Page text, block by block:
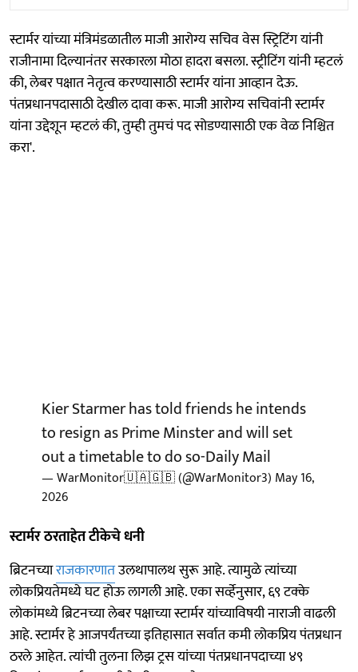
स्टार्मर यांच्या मंत्रिमंडळातील माजी आरोग्य सचिव वेस स्ट्रिटिंग यांनी
राजीनामा दिल्यानंतर सरकारला मोठा हादरा बसला. स्ट्रीटिंग यांनी म्हटलं
की, लेबर पक्षात नेतृत्व करण्यासाठी स्टार्मर यांना आव्हान देऊ.
पंतप्रधानपदासाठी देखील दावा करू. माजी आरोग्य सचिवांनी स्टार्मर
यांना उद्देशून म्हटलं की, तुम्ही तुमचं पद सोडण्यासाठी एक वेळ निश्चित
करा'.
Kier Starmer has told friends he intends
to resign as Prime Minster and will set
out a timetable to do so-Daily Mail
— WarMonitor🇺🇦🇬🇧 (@WarMonitor3) May 16,
2026
स्टार्मर ठरताहेत टीकेचे धनी
ब्रिटनच्याराजकारणातउलथापालथ सुरू आहे. त्यामुळे त्यांच्या
लोकप्रियतेमध्ये घट होऊ लागली आहे. एका सर्व्हेनुसार, ६९ टक्के
लोकांमध्ये ब्रिटनच्या लेबर पक्षाच्या स्टार्मर यांच्याविषयी नाराजी वाढली
आहे. स्टार्मर हे आजपर्यंतच्या इतिहासात सर्वात कमी लोकप्रिय पंतप्रधान
ठरले आहेत. त्यांची तुलना लिझ ट्रस यांच्या पंतप्रधानपदाच्या ४९